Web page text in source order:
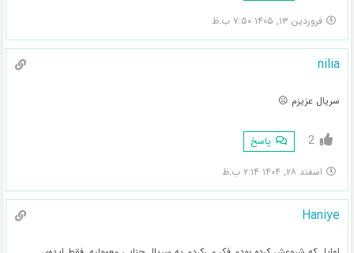
فروردین ۱۳, ۱۴۰۵ ۷:۵۰ ب.ظ
nilia
سریال عزیزم ☹️
2 پاسخ
اسفند ۲۸, ۱۴۰۴ ۲:۱۴ ب.ظ
Haniye